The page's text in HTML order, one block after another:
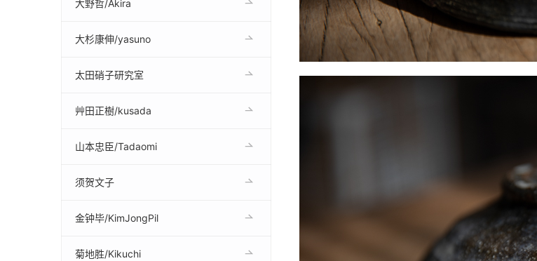
大野哲/Akira
大杉康伸/yasuno
太田硝子研究室
艸田正樹/kusada
山本忠臣/Tadaomi
须贺文子
金钟毕/KimJongPil
菊地胜/Kikuchi